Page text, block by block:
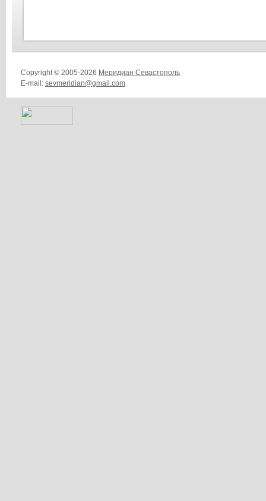
Copyright © 2005-2026 Меридиан Севастополь
E-mail: sevmeridian@gmail.com